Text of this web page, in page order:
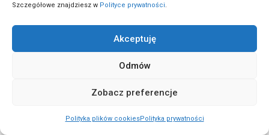
Szczegółowe znajdziesz w Polityce prywatności.
Akceptuję
Odmów
Zobacz preferencje
Polityka plików cookiesPolityka prywatności
Relacje międzyludzkie (1)